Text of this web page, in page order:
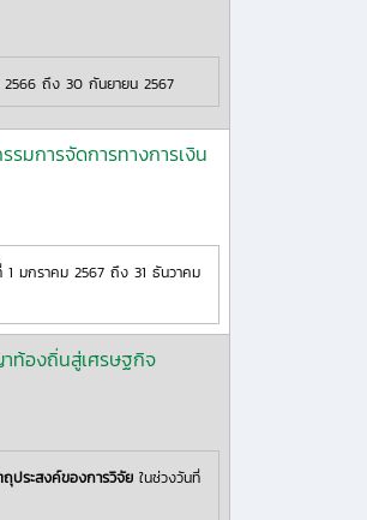
ถึง 30 กันยายน 2567
มการจัดการทางการเงิน
มกราคม 2567 ถึง 31 ธันวาคม
ท้องถิ่นสู่เศรษฐกิจ
ประสงค์ของการวิจัยในช่วงวันที่